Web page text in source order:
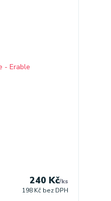
240 Kč/ks
198 Kč bez DPH